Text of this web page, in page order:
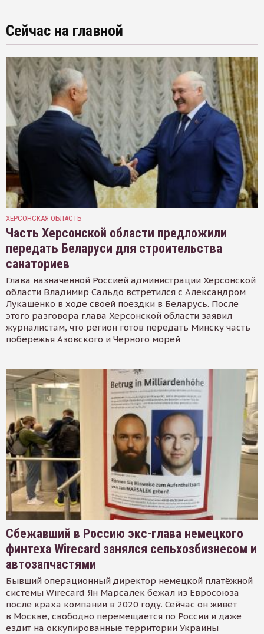
Сейчас на главной
ХЕРСОНСКАЯ ОБЛАСТЬ
Часть Херсонской области предложили
передать Беларуси для строительства
санаториев
Глава назначенной Россией администрации Херсонской
области Владимир Сальдо встретился с Александром
Лукашенко в ходе своей поездки в Беларусь. После
этого разговора глава Херсонской области заявил
журналистам, что регион готов передать Минску часть
побережья Азовского и Черного морей
Сбежавший в Россию экс-глава немецкого
финтеха Wirecard занялся сельхозбизнесом и
автозапчастями
Бывший операционный директор немецкой платёжной
системы Wirecard Ян Марсалек бежал из Евросоюза
после краха компании в 2020 году. Сейчас он живёт
в Москве, свободно перемещается по России и даже
ездит на оккупированные территории Украины